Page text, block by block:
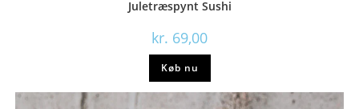
Juletræspynt Sushi
kr. 69,00
Køb nu